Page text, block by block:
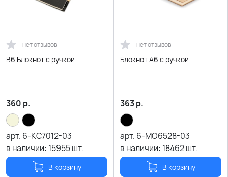
нет отзывов
B6 Блокнот с ручкой
360 р.
арт. 6-KC7012-03
в наличии: 15955шт.
В корзину
нет отзывов
Блокнот A6 с ручкой
363р.
арт. 6-MO6528-03
в наличии: 18462шт.
В корзину